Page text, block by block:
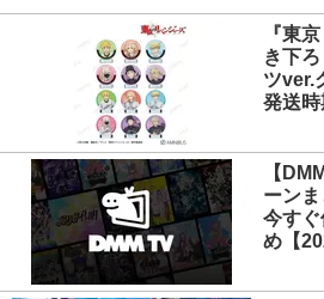
『東
き下
ツver.
発送
【
ーンま
今す
め【